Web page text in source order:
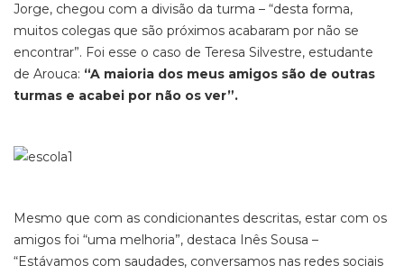
Jorge, chegou com a divisão da turma – “desta forma,
muitos colegas que são próximos acabaram por não se
encontrar”. Foi esse o caso de Teresa Silvestre, estudante
de Arouca: “A maioria dos meus amigos são de outras
turmas e acabei por não os ver”.
Mesmo que com as condicionantes descritas, estar com os
amigos foi “uma melhoria”, destaca Inês Sousa –
“Estávamos com saudades, conversamos nas redes sociais